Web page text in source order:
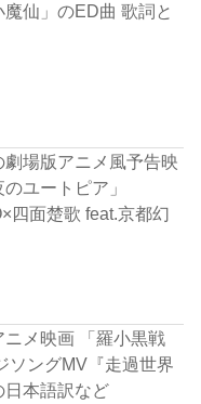
仙」のED曲 歌詞と
場版アニメ風予告映
ユートピア」
四面楚歌 feat.京都幻
ニメ映画 「羅小黒戦
ソングMV『走過世界
日本語訳など